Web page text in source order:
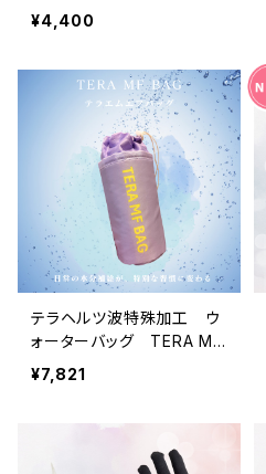
OTHBRUSH 3本セット
¥4,400
テラヘルツ波特殊加工 ウ
ォーターバッグ TERA MF
BAG (テラエムエフバッグ)
¥7,821